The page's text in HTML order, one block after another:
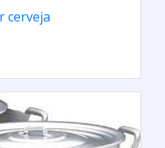
cerveja